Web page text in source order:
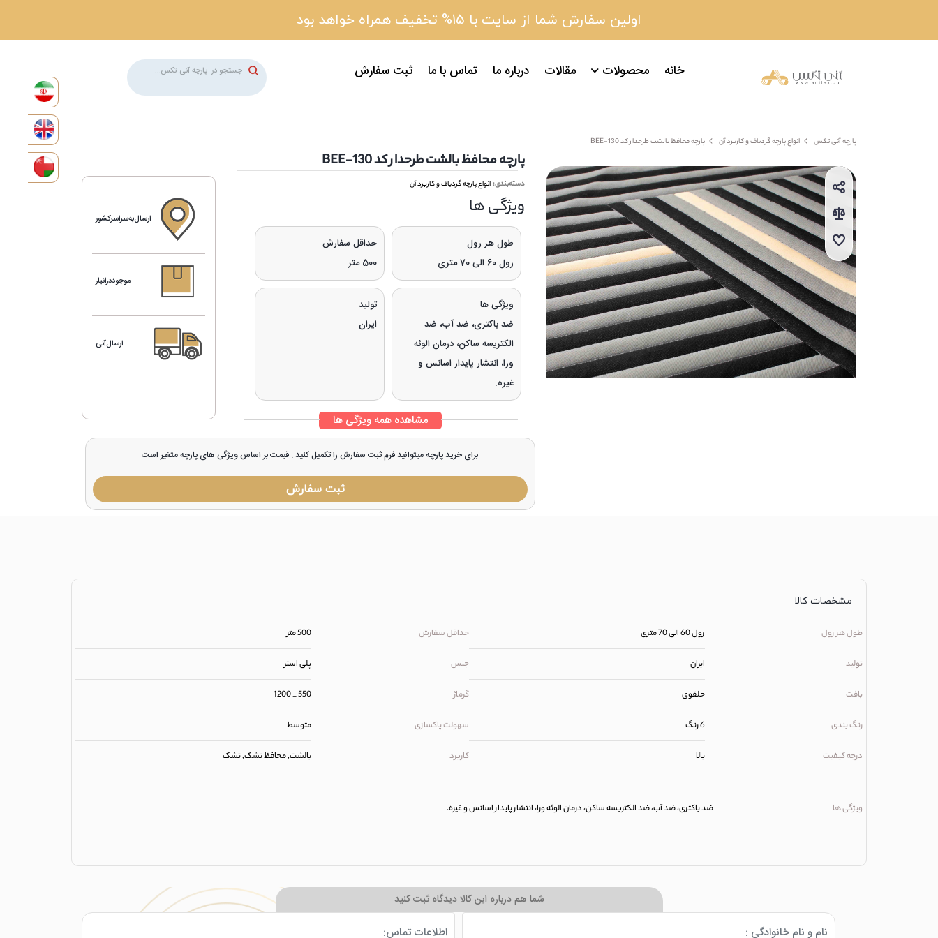
اولین سفارش شما از سایت با 15% تخفیف همراه خواهد بود
خانه محصولات مقالات درباره ما تماس با ما ثبت سفارش
پارچه آنی تکس انواع پارچه گردباف و کاربرد آن پارچه محافظ بالشت طرحدار کد 130-BEE
پارچه محافظ بالشت طرحدار کد 130-BEE
دسته‌بندی:انواع پارچه گردباف و کاربرد آن
ویژگی‌ ها
طول هر رول
رول 60 الی 70 متری
حداقل سفارش
500 متر
ویژگی ها
ضد باکتری، ضد آب، ضد
الکتریسه ساکن، درمان الوئه
ورا، انتشار پایدار اسانس و
غیره.
تولید
ایران
مشاهده همه ویژگی ها
ارسال‌به‌سراسرکشور
موجوددرانبار
ارسال‌آنی
برای خرید پارچه میتوانید فرم ثبت سفارش را تکمیل کنید . قیمت بر اساس ویژگی های پارچه متغیر است
ثبت سفارش
مشخصات کالا
طول هر رول رول 60 الی 70 متری
تولید ایران
بافت حلقوی
رنگ بندی 6 رنگ
درجه کیفیت بالا
حداقل سفارش 500 متر
جنس پلی استر
گرماژ 550 _ 1200
سهولت پاکسازی متوسط
کاربرد بالشت, محافظ تشک, تشک
ویژگی ها ضد باکتری، ضد آب، ضد الکتریسه ساکن، درمان الوئه ورا، انتشار پایدار اسانس و غیره.
شما هم درباره این کالا دیدگاه ثبت کنید